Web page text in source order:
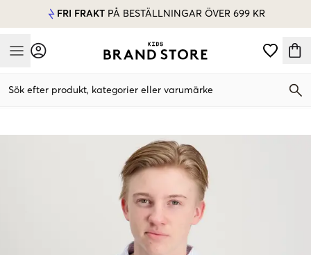
FRI FRAKT PÅ BESTÄLLNINGAR ÖVER 699 KR
Mobile Menu
Sök efter produkt, kategorier eller varumärke